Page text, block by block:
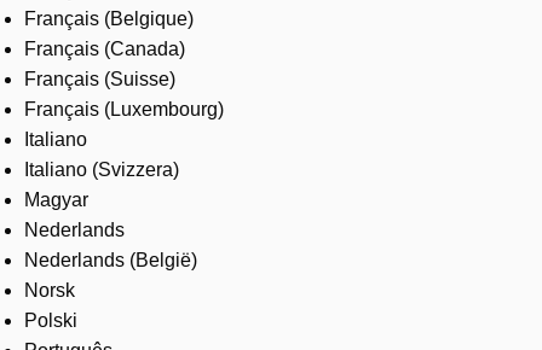
Français (Belgique)
Français (Canada)
Français (Suisse)
Français (Luxembourg)
Italiano
Italiano (Svizzera)
Magyar
Nederlands
Nederlands (België)
Norsk
Polski